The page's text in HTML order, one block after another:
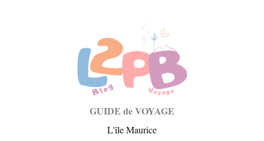
GUIDE de VOYAGE
L'île Maurice